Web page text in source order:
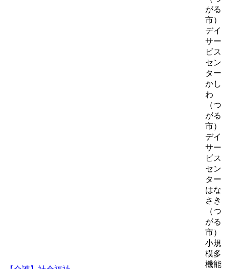
がる
市）
デイ
サー
ビス
セン
ター
かし
わ
（つ
がる
市）
デイ
サー
ビス
セン
ター
はな
さき
（つ
がる
市）
小規
模多
機能